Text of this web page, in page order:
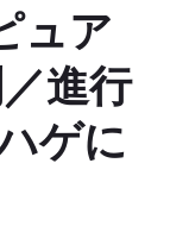
ュア
進行
ゲに